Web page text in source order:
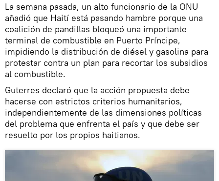
La semana pasada, un alto funcionario de la ONU
añadió que Haití está pasando hambre porque una
coalición de pandillas bloqueó una importante
terminal de combustible en Puerto Príncipe,
impidiendo la distribución de diésel y gasolina para
protestar contra un plan para recortar los subsidios
al combustible.
Guterres declaró que la acción propuesta debe
hacerse con estrictos criterios humanitarios,
independientemente de las dimensiones políticas
del problema que enfrenta el país y que debe ser
resuelto por los propios haitianos.